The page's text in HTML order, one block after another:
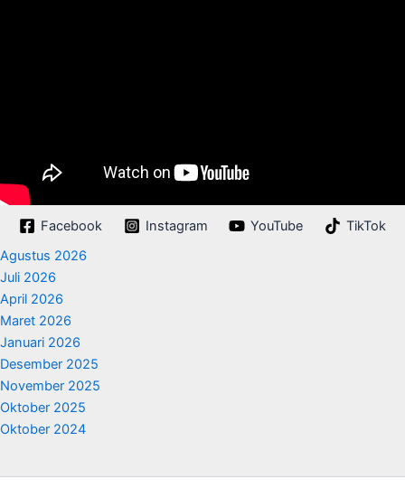
Facebook Instagram YouTube
TikTok
Agustus 2026
Juli 2026
April 2026
Maret 2026
Januari 2026
Desember 2025
November 2025
Oktober 2025
Oktober 2024